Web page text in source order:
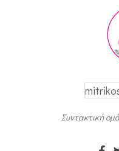
Συντακτική